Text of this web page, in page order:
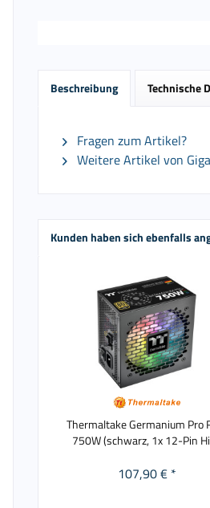
Beschreibung Technische
Fragen zum Artikel?
Weitere Artikel von
Kunden haben sich ebenfalls
Thermaltake Germanium Pro
750W (schwarz, 1x 12-Pin
107,90 € *